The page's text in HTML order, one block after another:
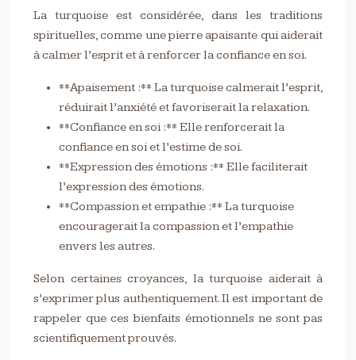
La turquoise est considérée, dans les traditions
spirituelles, comme une pierre apaisante qui aiderait
à calmer l’esprit et à renforcer la confiance en soi.
**Apaisement :** La turquoise calmerait l’esprit,
réduirait l’anxiété et favoriserait la relaxation.
**Confiance en soi :** Elle renforcerait la
confiance en soi et l’estime de soi.
**Expression des émotions :** Elle faciliterait
l’expression des émotions.
**Compassion et empathie :** La turquoise
encouragerait la compassion et l’empathie
envers les autres.
Selon certaines croyances, la turquoise aiderait à
s’exprimer plus authentiquement. Il est important de
rappeler que ces bienfaits émotionnels ne sont pas
scientifiquement prouvés.